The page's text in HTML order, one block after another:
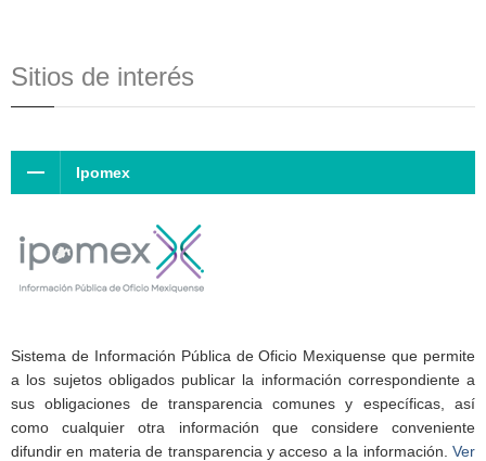
Sitios de interés
Ipomex
Sistema de Información Pública de Oficio Mexiquense que permite
a los sujetos obligados publicar la información correspondiente a
sus obligaciones de transparencia comunes y específicas, así
como cualquier otra información que considere conveniente
difundir en materia de transparencia y acceso a la información. Ver